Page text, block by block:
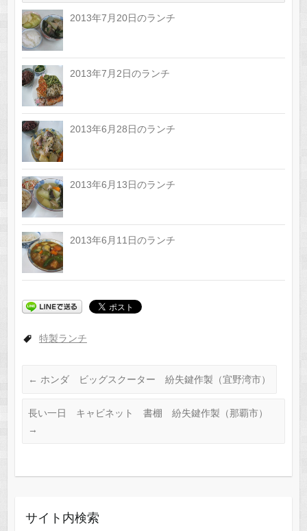
2013年7月20日のランチ
2013年7月2日のランチ
2013年6月28日のランチ
2013年6月13日のランチ
2013年6月11日のランチ
特製ランチ
← ホンダ ビッグスクーター 紛失鍵作製（宜野湾市）
長い一日 キャビネット 書棚 紛失鍵作製（那覇市）
→
サイト内検索